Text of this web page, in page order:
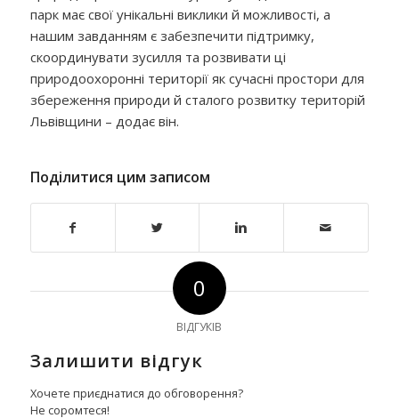
парк має свої унікальні виклики й можливості, а
нашим завданням є забезпечити підтримку,
скоординувати зусилля та розвивати ці
природоохоронні території як сучасні простори для
збереження природи й сталого розвитку територій
Львівщини – додає він.
Поділитися цим записом
0
ВІДГУКІВ
Залишити відгук
Хочете приєднатися до обговорення?
Не соромтеся!